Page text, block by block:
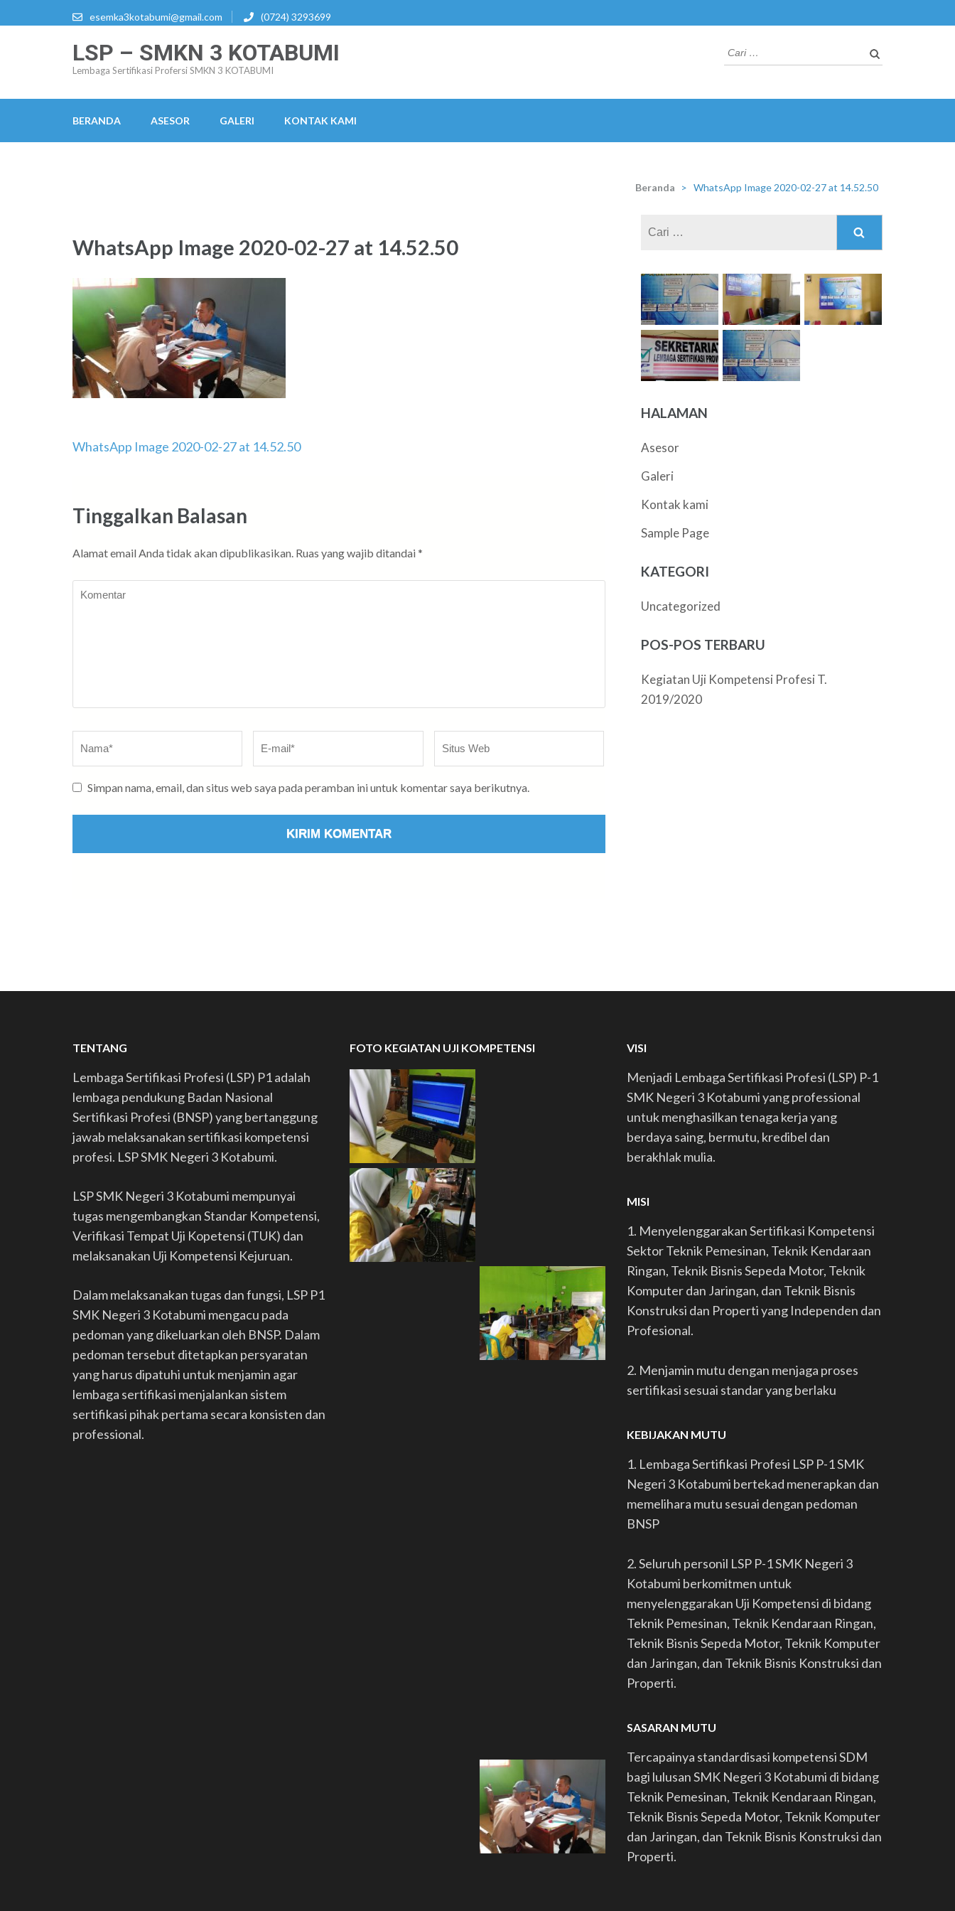
ke
esemka3kotabumi@gmail.com (0724) 3293699
LSP – SMKN 3 KOTABUMI
Lembaga Sertifikasi Profersi SMKN 3 KOTABUMI
Cari
untuk:
BERANDA ASESOR GALERI KONTAK KAMI
Beranda > WhatsApp Image 2020-02-27 at 14.52.50
WhatsApp Image 2020-02-27 at 14.52.50
Navigasi
WhatsApp Image 2020-02-27 at 14.52.50
Tinggalkan Balasan
Alamat email Anda tidak akan dipublikasikan. Ruas yang wajib ditandai *
Komentar
Simpan nama, email, dan situs web saya pada peramban ini untuk komentar saya berikutnya.
HALAMAN
Asesor
Galeri
Kontak kami
Sample Page
KATEGORI
Uncategorized
POS-POS TERBARU
Kegiatan Uji Kompetensi Profesi T.
2019/2020
TENTANG
Lembaga Sertifikasi Profesi (LSP) P1 adalah
lembaga pendukung Badan Nasional
Sertifikasi Profesi (BNSP) yang bertanggung
jawab melaksanakan sertifikasi kompetensi
profesi. LSP SMK Negeri 3 Kotabumi.
LSP SMK Negeri 3 Kotabumi mempunyai
tugas mengembangkan Standar Kompetensi,
Verifikasi Tempat Uji Kopetensi (TUK) dan
melaksanakan Uji Kompetensi Kejuruan.
Dalam melaksanakan tugas dan fungsi, LSP P1
SMK Negeri 3 Kotabumi mengacu pada
pedoman yang dikeluarkan oleh BNSP. Dalam
pedoman tersebut ditetapkan persyaratan
yang harus dipatuhi untuk menjamin agar
lembaga sertifikasi menjalankan sistem
sertifikasi pihak pertama secara konsisten dan
professional.
FOTO KEGIATAN UJI KOMPETENSI VISI
Menjadi Lembaga Sertifikasi Profesi (LSP) P-1
SMK Negeri 3 Kotabumi yang professional
untuk menghasilkan tenaga kerja yang
berdaya saing, bermutu, kredibel dan
berakhlak mulia.
MISI
1. Menyelenggarakan Sertifikasi Kompetensi
Sektor Teknik Pemesinan, Teknik Kendaraan
Ringan, Teknik Bisnis Sepeda Motor, Teknik
Komputer dan Jaringan, dan Teknik Bisnis
Konstruksi dan Properti yang Independen dan
Profesional.
2. Menjamin mutu dengan menjaga proses
sertifikasi sesuai standar yang berlaku
KEBIJAKAN MUTU
1. Lembaga Sertifikasi Profesi LSP P-1 SMK
Negeri 3 Kotabumi bertekad menerapkan dan
memelihara mutu sesuai dengan pedoman
BNSP
2. Seluruh personil LSP P-1 SMK Negeri 3
Kotabumi berkomitmen untuk
menyelenggarakan Uji Kompetensi di bidang
Teknik Pemesinan, Teknik Kendaraan Ringan,
Teknik Bisnis Sepeda Motor, Teknik Komputer
dan Jaringan, dan Teknik Bisnis Konstruksi dan
Properti.
SASARAN MUTU
Tercapainya standardisasi kompetensi SDM
bagi lulusan SMK Negeri 3 Kotabumi di bidang
Teknik Pemesinan, Teknik Kendaraan Ringan,
Teknik Bisnis Sepeda Motor, Teknik Komputer
dan Jaringan, dan Teknik Bisnis Konstruksi dan
Properti.